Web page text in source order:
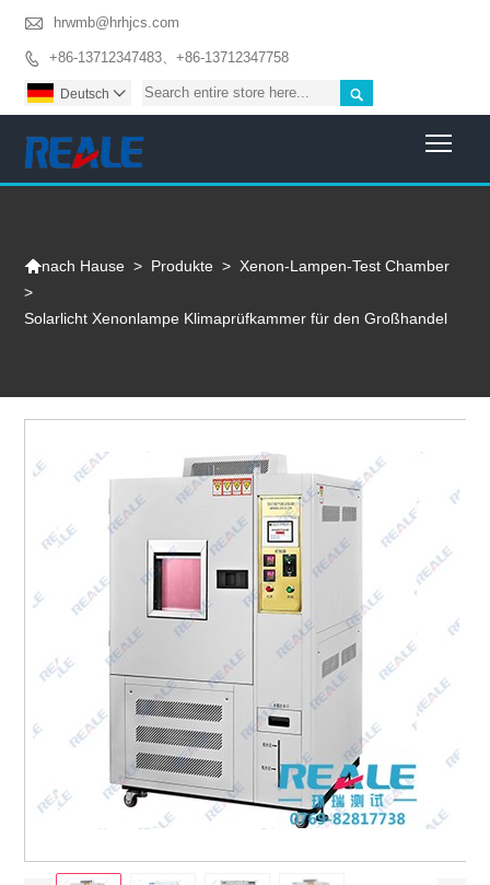
 hrwmb@hrhjcs.com
 +86-13712347483、+86-13712347758

Deutsch 
nach Hause > Produkte > Xenon-Lampen-Test Chamber
>
Solarlicht Xenonlampe Klimaprüfkammer für den Großhandel